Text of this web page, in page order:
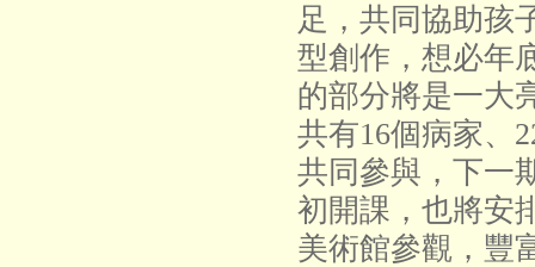
足，共同協助孩
型創作，想必年
的部分將是一大
共有16個病家、
共同參與，下一
初開課，也將安
美術館參觀，豐